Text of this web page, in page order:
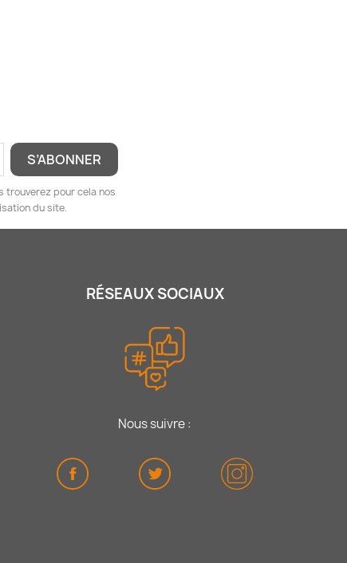
trouverez pour cela nos
du site.
RÉSEAUX SOCIAUX
Nous suivre :